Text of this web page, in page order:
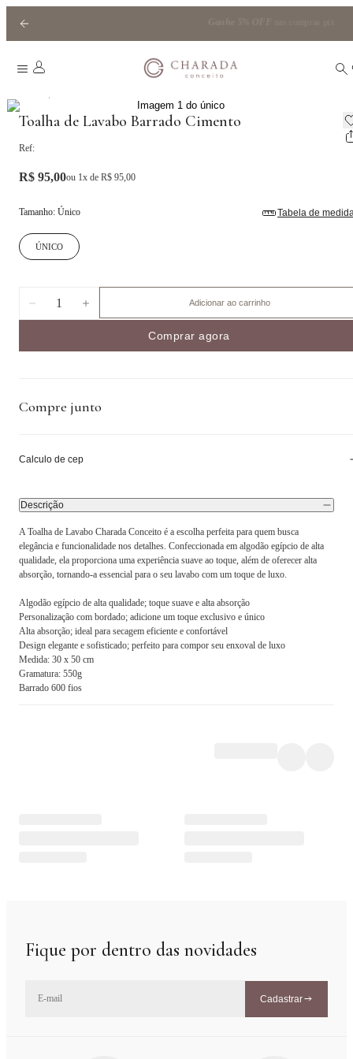
Toalha de Lavabo Barrado Cimento
Ref:
R$ 95,00ou 1x de R$ 95,00
Tamanho: Único Tabela de
ÚNICO
1 Adicionar ao carrinho
Comprar agora
Compre junto
Calculo de cep
Descrição
A Toalha de Lavabo Charada Conceito é a escolha perfeita para quem busca
elegância e funcionalidade nos detalhes. Confeccionada em algodão egípcio de alta
qualidade, ela proporciona uma experiência suave ao toque, além de oferecer alta
absorção, tornando-a essencial para o seu lavabo com um toque de luxo.
Algodão egípcio de alta qualidade; toque suave e alta absorção
Personalização com bordado; adicione um toque exclusivo e único
Alta absorção; ideal para secagem eficiente e confortável
Design elegante e sofisticado; perfeito para compor seu enxoval de luxo
Medida: 30 x 50 cm
Gramatura: 550g
Barrado 600 fios
Fique por dentro das novidades
Cadastrar